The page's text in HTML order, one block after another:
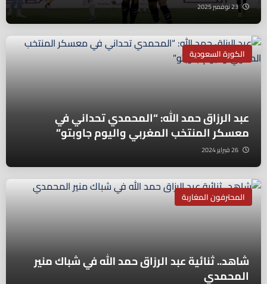
23 نوفمبر 2025
الكورة السعودية
عبد الرزاق حمد الله: “المحمدي تحداني في
معسكر المنتخب المغربي واليوم جاوبتو”
المحترفون المغاربة
شاهد.. ثنائية عبد الرزاق حمد الله في شباك منير
المحمدي